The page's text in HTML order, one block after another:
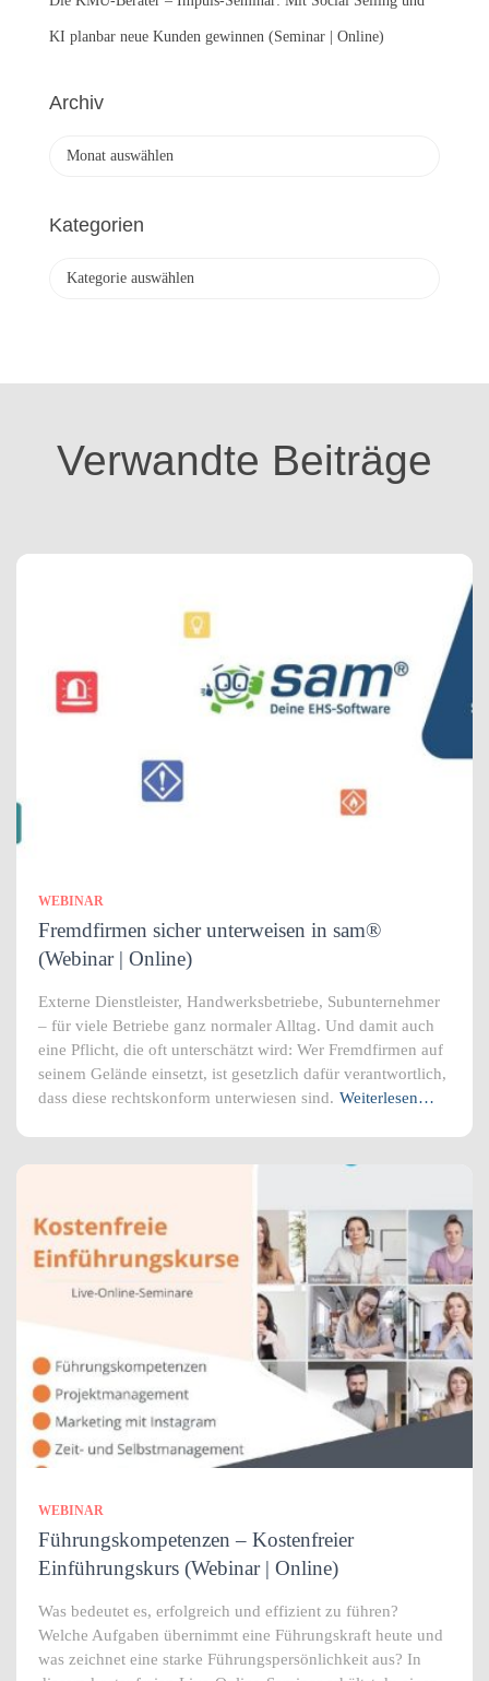
KI planbar neue Kunden gewinnen (Seminar | Online)
Archiv
h
Kategorien
o
Verwandte Beiträge
WEBINAR
Fremdfirmen sicher unterweisen in sam®
(Webinar | Online)
Externe Dienstleister, Handwerksbetriebe, Subunternehmer
– für viele Betriebe ganz normaler Alltag. Und damit auch
eine Pflicht, die oft unterschätzt wird: Wer Fremdfirmen auf
seinem Gelände einsetzt, ist gesetzlich dafür verantwortlich,
dass diese rechtskonform unterwiesen sind. Weiterlesen…
WEBINAR
Führungskompetenzen – Kostenfreier
Einführungskurs (Webinar | Online)
Was bedeutet es, erfolgreich und effizient zu führen?
Welche Aufgaben übernimmt eine Führungskraft heute und
was zeichnet eine starke Führungspersönlichkeit aus? In